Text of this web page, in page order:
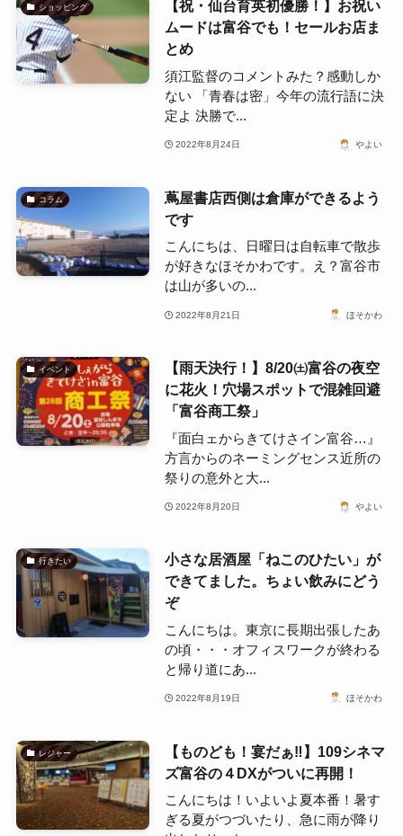
ショッピング
【祝・仙台育英初優勝！】お祝い
ムードは富谷でも！セールお店ま
とめ
須江監督のコメントみた？感動しか
ない 「青春は密」今年の流行語に決
定よ 決勝で...
2022年8月24日 やよい
コラム
蔦屋書店西側は倉庫ができるよう
です
こんにちは、日曜日は自転車で散歩
が好きなほそかわです。え？富谷市
は山が多いの...
2022年8月21日 ほそかわ
イベント
【雨天決行！】8/20㈯富谷の夜空
に花火！穴場スポットで混雑回避
「富谷商工祭」
『面白ェからきてけさイン富谷…』
方言からのネーミングセンス近所の
祭りの意外と大...
2022年8月20日 やよい
行きたい
小さな居酒屋「ねこのひたい」が
できてました。ちょい飲みにどう
ぞ
こんにちは。東京に長期出張したあ
の頃・・・オフィスワークが終わる
と帰り道にあ...
2022年8月19日 ほそかわ
レジャー
【ものども！宴だぁ‼】109シネマ
ズ富谷の４DXがついに再開！
こんにちは！いよいよ夏本番！暑す
ぎる夏がつづいたり、急に雨が降り